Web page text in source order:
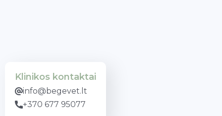
Klinikos kontaktai
info@begevet.lt
+370 677 95077